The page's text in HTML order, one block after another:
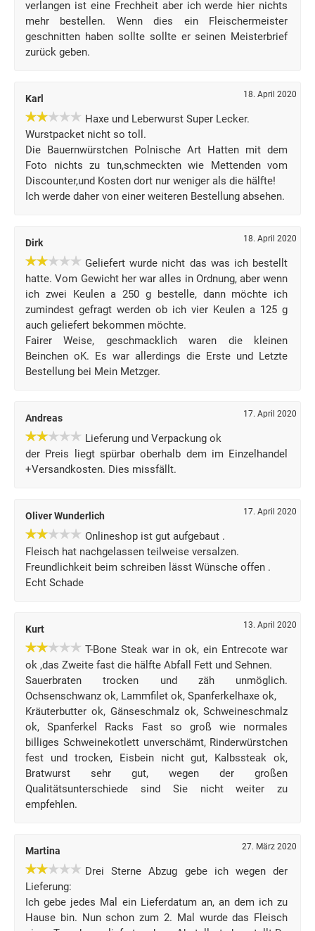
verlangen ist eine Frechheit aber ich werde hier nichts
mehr bestellen. Wenn dies ein Fleischermeister
geschnitten haben sollte sollte er seinen Meisterbrief
zurück geben.
Karl 18. April 2020
Haxe und Leberwurst Super Lecker.
Wurstpacket nicht so toll.
Die Bauernwürstchen Polnische Art Hatten mit dem
Foto nichts zu tun,schmeckten wie Mettenden vom
Discounter,und Kosten dort nur weniger als die hälfte!
Ich werde daher von einer weiteren Bestellung absehen.
Dirk 18. April 2020
Geliefert wurde nicht das was ich bestellt
hatte. Vom Gewicht her war alles in Ordnung, aber wenn
ich zwei Keulen a 250 g bestelle, dann möchte ich
zumindest gefragt werden ob ich vier Keulen a 125 g
auch geliefert bekommen möchte.
Fairer Weise, geschmacklich waren die kleinen
Beinchen oK. Es war allerdings die Erste und Letzte
Bestellung bei Mein Metzger.
Andreas 17. April 2020
Lieferung und Verpackung ok
der Preis liegt spürbar oberhalb dem im Einzelhandel
+Versandkosten. Dies missfällt.
Oliver Wunderlich 17. April 2020
Onlineshop ist gut aufgebaut .
Fleisch hat nachgelassen teilweise versalzen.
Freundlichkeit beim schreiben lässt Wünsche offen .
Echt Schade
Kurt 13. April 2020
T-Bone Steak war in ok, ein Entrecote war
ok ,das Zweite fast die hälfte Abfall Fett und Sehnen.
Sauerbraten trocken und zäh unmöglich.
Ochsenschwanz ok, Lammfilet ok, Spanferkelhaxe ok,
Kräuterbutter ok, Gänseschmalz ok, Schweineschmalz
ok, Spanferkel Racks Fast so groß wie normales
billiges Schweinekotlett unverschämt, Rinderwürstchen
fest und trocken, Eisbein nicht gut, Kalbssteak ok,
Bratwurst sehr gut, wegen der großen
Qualitätsunterschiede sind Sie nicht weiter zu
empfehlen.
Martina 27. März 2020
Drei Sterne Abzug gebe ich wegen der
Lieferung:
Ich gebe jedes Mal ein Lieferdatum an, an dem ich zu
Hause bin. Nun schon zum 2. Mal wurde das Fleisch